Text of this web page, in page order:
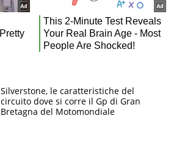
Silverstone, le caratteristiche del
circuito dove si corre il Gp di Gran
Bretagna del Motomondiale